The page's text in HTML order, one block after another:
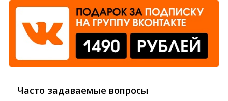
Часто задаваемые вопросы